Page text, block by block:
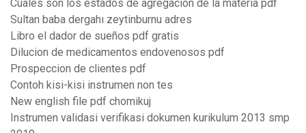
Cuales son los estados de agregacion de la materia pdf
Sultan baba dergahı zeytinburnu adres
Libro el dador de sueños pdf gratis
Dilucion de medicamentos endovenosos pdf
Prospeccion de clientes pdf
Contoh kisi-kisi instrumen non tes
New english file pdf chomikuj
Instrumen validasi verifikasi dokumen kurikulum 2013 smp